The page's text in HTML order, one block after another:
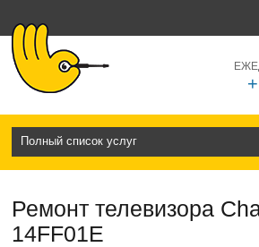
Полный список услуг
Ремонт телевизора
14FF01E